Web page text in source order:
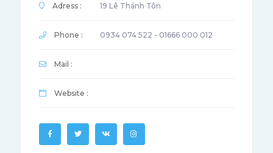
Adress : 19 Lê Thánh Tôn
Phone : 0934 074 522 - 01666 000 012
Mail :
Website :